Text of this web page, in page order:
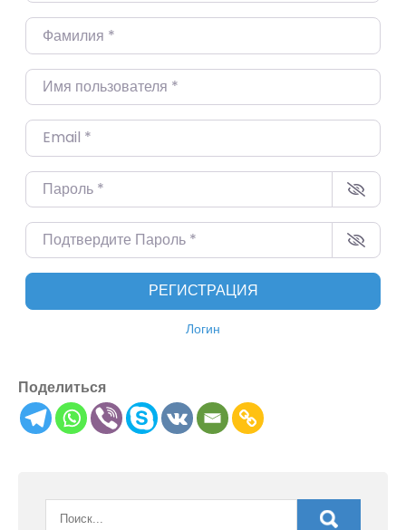
Фамилия*
Имя пользователя*
Email*
Пароль*
Подтвердите Пароль*
РЕГИСТРАЦИЯ
Логин
Поделиться